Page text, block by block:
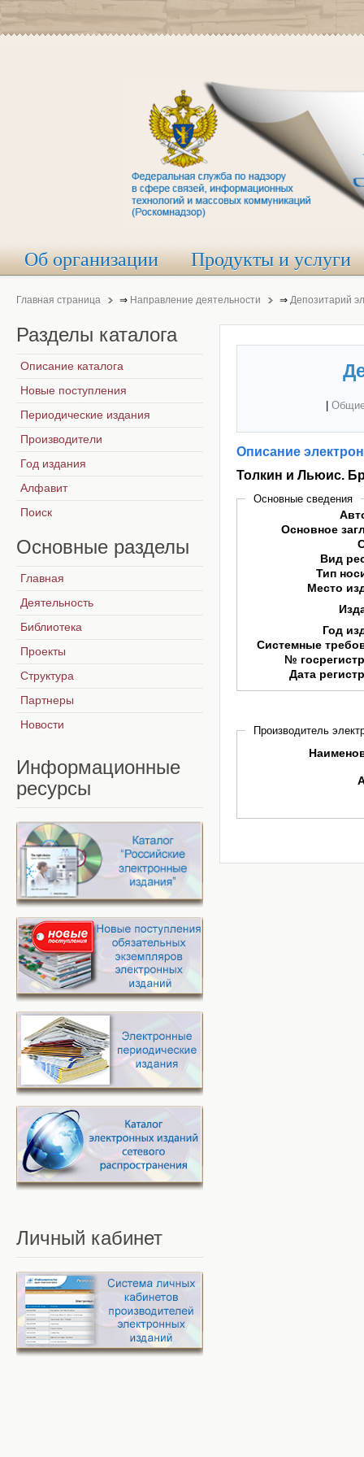
Об организации Продукты и услуги
Главная страница ⇒ Направление деятельности ⇒ Депозитарий
Описание
Толкин и Льюис.
Основные сведения
Основное
Вид
Тип
Место
Год
Системные
№
Дата
Производитель
Разделы каталога
Описание каталога
Новые поступления
Периодические издания
Производители
Год издания
Алфавит
Поиск
Основные разделы
Главная
Деятельность
Библиотека
Проекты
Структура
Партнеры
Новости
Информационные
ресурсы
Личный кабинет